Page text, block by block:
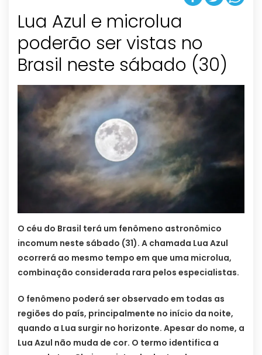
Lua Azul e microlua
poderão ser vistas no
Brasil neste sábado (30)
O céu do Brasil terá um fenômeno astronômico
incomum neste sábado (31). A chamada Lua Azul
ocorrerá ao mesmo tempo em que uma microlua,
combinação considerada rara pelos especialistas.
O fenômeno poderá ser observado em todas as
regiões do país, principalmente no início da noite,
quando a Lua surgir no horizonte. Apesar do nome, a
Lua Azul não muda de cor. O termo identifica a